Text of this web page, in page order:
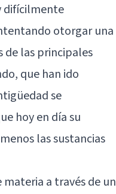
difícilmente
otorgar una
de las principales
que han ido
se
hoy en día su
las sustancias
a través de un